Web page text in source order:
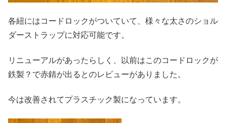
各紐にはコードロックがついていて、様々な太さのショル
ダーストラップに対応可能です。
リニューアルがあったらしく、以前はこのコードロックが
鉄製？で赤錆が出るとのレビューがありました。
今は改善されてプラスチック製になっています。